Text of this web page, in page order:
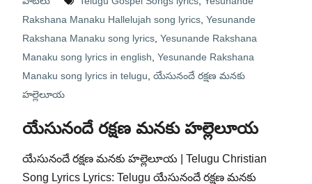
Rakshana Manaku Hallelujah song lyrics, Yesunande
Rakshana Manaku song lyrics, Yesunande Rakshana
Manaku song lyrics in english Yesunande Rakshana
Manaku song lyrics in telugu యేసునందే రక్షణ మనకు
హల్లెలూయ
యేసునందే రక్షణ మనకు హల్లెలూయ
యేసునందే రక్షణ మనకు హల్లెలూయ | Telugu Christian
Song Lyrics Lyrics: Telugu యేసునందే రక్షణ మనకు